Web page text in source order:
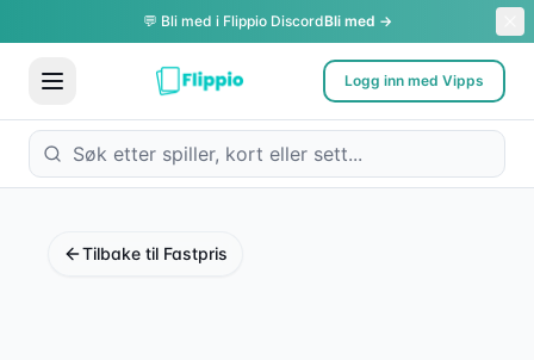
💬 Bli med i Flippio DiscordBli med →
Logg inn med Vipps
Tilbake til Fastpris